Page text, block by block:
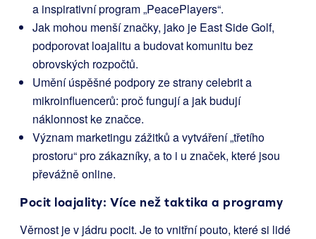
a inspirativní program „PeacePlayers“.
Jak mohou menší značky, jako je East Side Golf,
podporovat loajalitu a budovat komunitu bez
obrovských rozpočtů.
Umění úspěšné podpory ze strany celebrit a
mikroinfluencerů: proč fungují a jak budují
náklonnost ke značce.
Význam marketingu zážitků a vytváření „třetího
prostoru“ pro zákazníky, a to i u značek, které jsou
převážně online.
Pocit loajality: Více než taktika a programy
Věrnost je v jádru pocit. Je to vnitřní pouto, které si lidé